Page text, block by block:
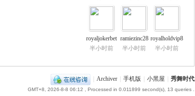
royaljokerbet
半小时前
ramiezinc28
半小时前
royalholdvip8
半小时前
Archiver 手机版 小黑屋 秀舞时代
GMT+8, 2026-8-8 06:12 , Processed in 0.011899 second(s), 13 queries .